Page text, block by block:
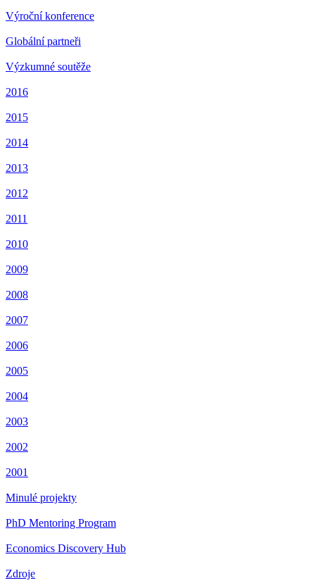
Výroční konference
Globální partneři
Výzkumné soutěže
2016
2015
2014
2013
2012
2011
2010
2009
2008
2007
2006
2005
2004
2003
2002
2001
Minulé projekty
PhD Mentoring Program
Economics Discovery Hub
Zdroje